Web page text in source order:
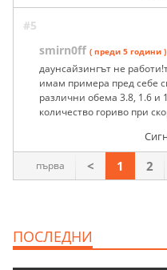
#5
smirn0ff ( преди 5 години )
даунсайзингът не
имам примера пред себе
различни обема 3.8, 1.6 и
количество гориво при
първа < 1 2
ПОСЛЕДНИ